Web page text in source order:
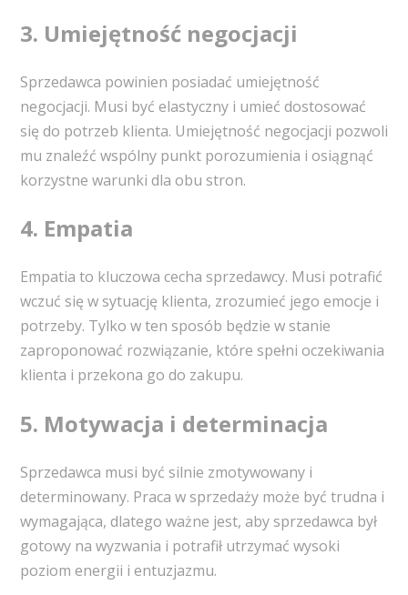
3. Umiejętność negocjacji
Sprzedawca powinien posiadać umiejętność
negocjacji. Musi być elastyczny i umieć dostosować
się do potrzeb klienta. Umiejętność negocjacji pozwoli
mu znaleźć wspólny punkt porozumienia i osiągnąć
korzystne warunki dla obu stron.
4. Empatia
Empatia to kluczowa cecha sprzedawcy. Musi potrafić
wczuć się w sytuację klienta, zrozumieć jego emocje i
potrzeby. Tylko w ten sposób będzie w stanie
zaproponować rozwiązanie, które spełni oczekiwania
klienta i przekona go do zakupu.
5. Motywacja i determinacja
Sprzedawca musi być silnie zmotywowany i
determinowany. Praca w sprzedaży może być trudna i
wymagająca, dlatego ważne jest, aby sprzedawca był
gotowy na wyzwania i potrafił utrzymać wysoki
poziom energii i entuzjazmu.